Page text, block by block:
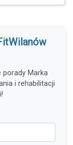
porady Marka
i rehabilitacji